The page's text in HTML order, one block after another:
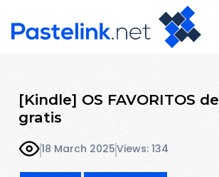
[Kindle] OS FAVORITOS
gratis
18 March 2025Views: 134